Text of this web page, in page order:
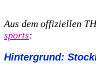
Aus dem offiziellen
sports:
Hintergrund: